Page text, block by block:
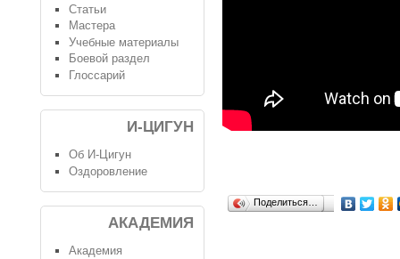
Поделиться…
Статьи
Мастера
Учебные материалы
Боевой раздел
Глоссарий
И-ЦИГУН
Об И-Цигун
Оздоровление
АКАДЕМИЯ
Академия